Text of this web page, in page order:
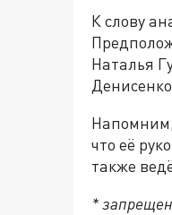
К слову
Наталья
что её
также
*